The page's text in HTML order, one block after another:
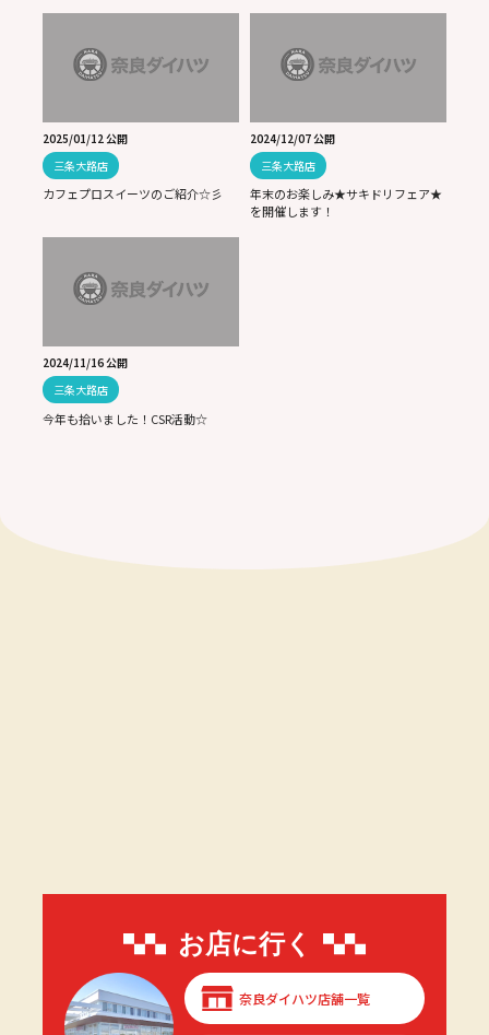
2025/01/12 公開
三条大路店
カフェプロスイーツのご紹介☆彡
2024/12/07 公開
三条大路店
年末のお楽しみ★サキドリフェア★
を開催します！
2024/11/16 公開
三条大路店
今年も拾いました！CSR活動☆
お店に行く
奈良ダイハツ店舗一覧